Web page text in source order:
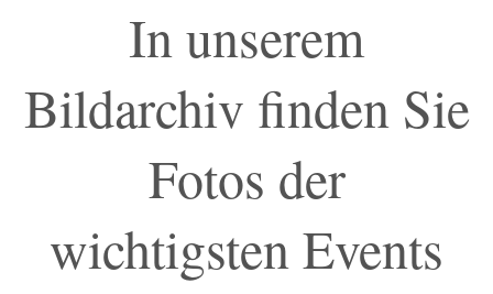
In unserem
Bildarchiv finden Sie
Fotos der
wichtigsten Events